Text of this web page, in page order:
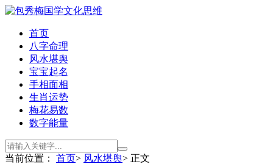
首页
八字命理
风水堪舆
宝宝起名
手相面相
生肖运势
梅花易数
数字能量
当前位置： 首页> 风水堪舆> 正文